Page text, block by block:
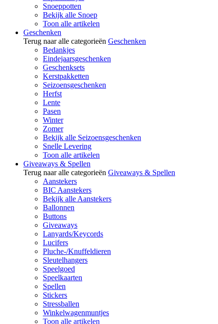
Snoeppotten
Bekijk alle Snoep
Toon alle artikelen
Geschenken
Terug naar alle categorieën Geschenken
Bedankjes
Eindejaarsgeschenken
Geschenksets
Kerstpakketten
Seizoensgeschenken
Herfst
Lente
Pasen
Winter
Zomer
Bekijk alle Seizoensgeschenken
Snelle Levering
Toon alle artikelen
Giveaways & Spellen
Terug naar alle categorieën Giveaways & Spellen
Aanstekers
BIC Aanstekers
Bekijk alle Aanstekers
Ballonnen
Buttons
Giveaways
Lanyards/Keycords
Lucifers
Pluche-/Knuffeldieren
Sleutelhangers
Speelgoed
Speelkaarten
Spellen
Stickers
Stressballen
Winkelwagenmuntjes
Toon alle artikelen